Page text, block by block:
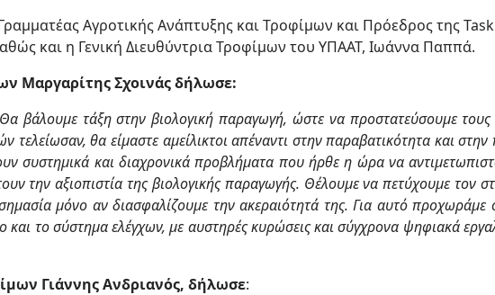
Αγροτικής Ανάπτυξης και Τροφίμων και Πρόεδρος της
και η Γενική Διευθύντρια Τροφίμων του ΥΠΑΑΤ, Ιωάννα Παππά.
Μαργαρίτης Σχοινάς δήλωσε:
βάλουμε τάξη στην βιολογική παραγωγή, ώστε να προστατεύσουμε
τελείωσαν, θα είμαστε αμείλικτοι απέναντι στην παραβατικότητα και
συστημικά και διαχρονικά προβλήματα που ήρθε η ώρα να
την αξιοπιστία της βιολογικής παραγωγής. Θέλουμε να πετύχουμε τον
μόνο αν διασφαλίζουμε την ακεραιότητά της. Για αυτό προχωράμε
και το σύστημα ελέγχων, με αυστηρές κυρώσεις και σύγχρονα ψηφιακά
Γιάννης Ανδριανός, δήλωσε: